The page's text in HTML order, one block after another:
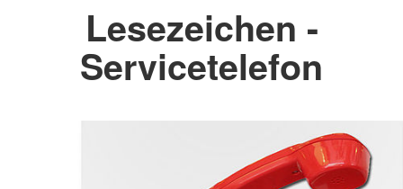
Lesezeichen -
Servicetelefon